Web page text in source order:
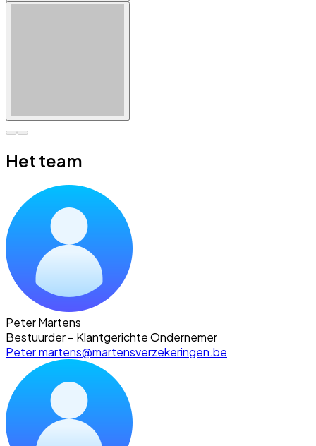
Het team
Peter Martens
Bestuurder – Klantgerichte Ondernemer
Peter.martens@martensverzekeringen.be